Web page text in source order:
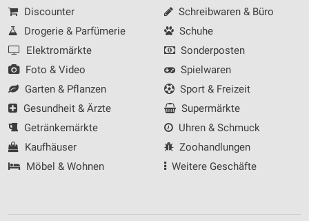
Discounter
Drogerie & Parfümerie
Elektromärkte
Foto & Video
Garten & Pflanzen
Gesundheit & Ärzte
Getränkemärkte
Kaufhäuser
Möbel & Wohnen
Schreibwaren & Büro
Schuhe
Sonderposten
Spielwaren
Sport & Freizeit
Supermärkte
Uhren & Schmuck
Zoohandlungen
Weitere Geschäfte